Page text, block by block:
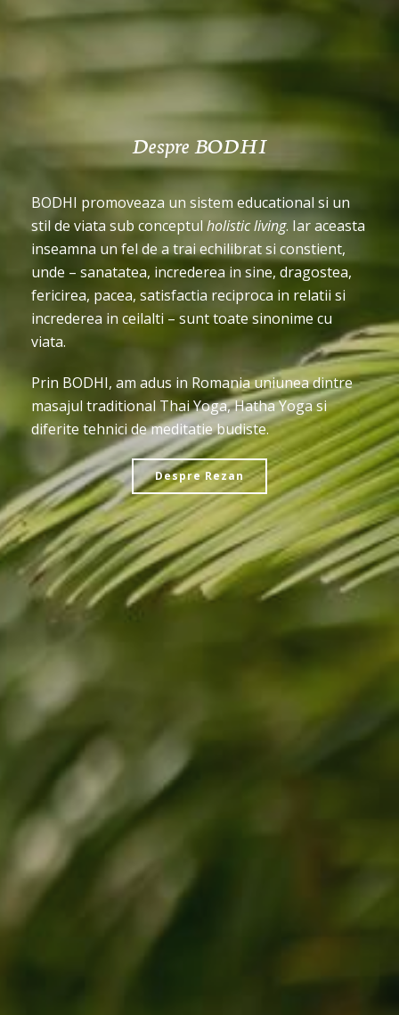
Despre BODHI
BODHI promoveaza un sistem educational si un
stil de viata sub conceptul holistic living. Iar aceasta
inseamna un fel de a trai echilibrat si constient,
unde – sanatatea, increderea in sine, dragostea,
fericirea, pacea, satisfactia reciproca in relatii si
increderea in ceilalti – sunt toate sinonime cu
viata.
Prin BODHI, am adus in Romania uniunea dintre
masajul traditional Thai Yoga, Hatha Yoga si
diferite tehnici de meditatie budiste.
Despre Rezan